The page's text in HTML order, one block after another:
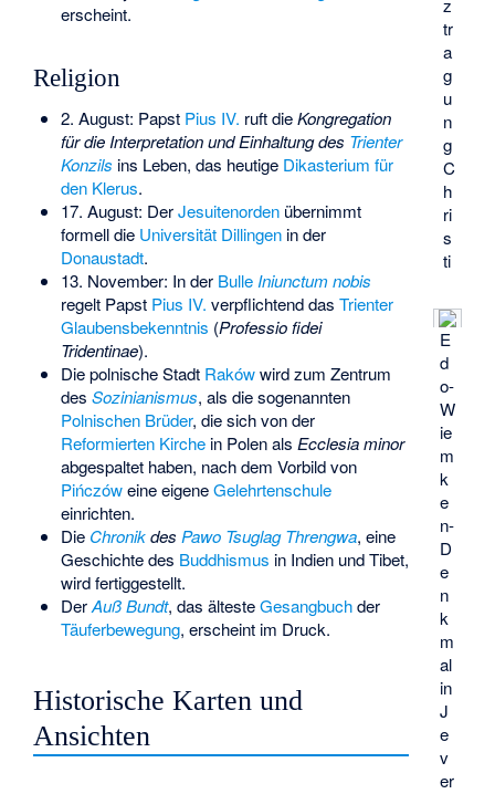
z
tr
a
g
u
n
g
C
h
ri
s
ti
E
d
o-
W
ie
m
k
e
n-
D
e
n
k
m
al
in
J
e
v
er
erscheint.
Religion
2. August: Papst Pius IV. ruft dieKongregation
für die Interpretation und Einhaltung des Trienter
Konzils ins Leben, das heutige Dikasterium für
den Klerus.
17. August: DerJesuitenordenübernimmt
formell die Universität Dillingenin der
Donaustadt.
13. November: In der Bulle Iniunctum nobis
regelt Papst Pius IV. verpflichtend das Trienter
Glaubensbekenntnis (Professio fidei
Tridentinae).
Die polnische Stadt Rakówwird zum Zentrum
des Sozinianismus, als die sogenannten
Polnischen Brüder, die sich von der
Reformierten Kirchein Polen als Ecclesia minor
abgespaltet haben, nach dem Vorbild von
Pińczóweine eigeneGelehrtenschule
einrichten.
Die Chronikdes Pawo Tsuglag Threngwa, eine
Geschichte des Buddhismus in Indien und Tibet,
wird fertiggestellt.
DerAuß Bundt, das ältesteGesangbuchder
Täuferbewegung, erscheint im Druck.
Historische Karten und
Ansichten